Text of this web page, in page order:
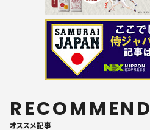
RECOMMEND
オススメ記事